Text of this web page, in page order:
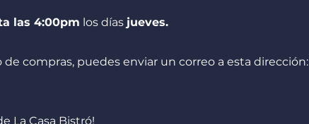
las 4:00pm los días jueves.
compras, puedes enviar un correo a esta dirección:
La Casa Bistró!